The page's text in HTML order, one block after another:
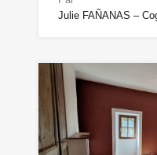
Julie FAÑANAS –